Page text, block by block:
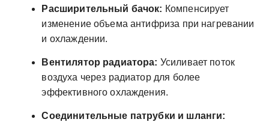
Расширительный бачок: Компенсирует
изменение объема антифриза при нагревании
и охлаждении.
Вентилятор радиатора: Усиливает поток
воздуха через радиатор для более
эффективного охлаждения.
Соединительные патрубки и шланги: